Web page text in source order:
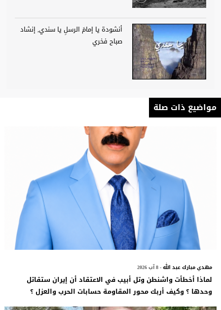
أنشودة يا إمامَ الرسلِ يا سندي, إنشاد
صباح فخري
مواضيع ذات صلة
مهدي مبارك عبد الله- 8 آب 2026
لماذا أخطأت واشنطن وتل أبيب في الاعتقاد أن إيران ستقاتل
وحدها ؟ وكيف أربك محور المقاومة حسابات الحرب والعزل ؟